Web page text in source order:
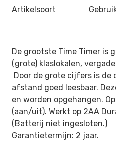
Artikelsoort
De grootste Time Timer is
(grote) klaslokalen,
Door de grote cijfers is
afstand goed leesbaar.
en worden opgehangen.
(aan/uit). Werkt op 2AA
(Batterij niet ingesloten.)
Garantietermijn: 2 jaar.